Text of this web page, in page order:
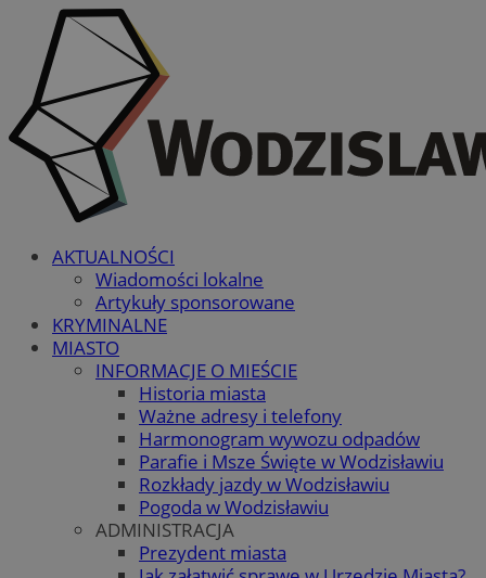
AKTUALNOŚCI
Wiadomości lokalne
Artykuły sponsorowane
KRYMINALNE
MIASTO
INFORMACJE O MIEŚCIE
Historia miasta
Ważne adresy i telefony
Harmonogram wywozu odpadów
Parafie i Msze Święte w Wodzisławiu
Rozkłady jazdy w Wodzisławiu
Pogoda w Wodzisławiu
ADMINISTRACJA
Prezydent miasta